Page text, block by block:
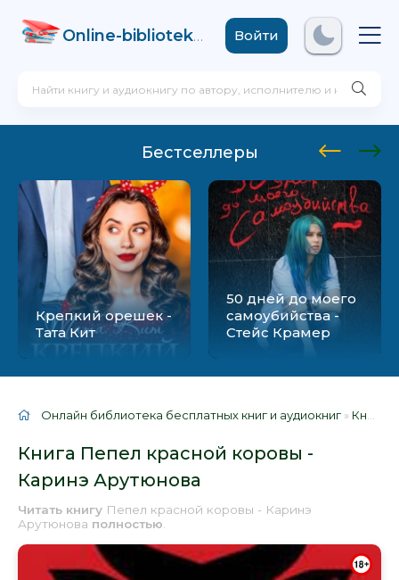
Online-biblioteka .comВойти
Бестселлеры
Крепкий орешек -
Тата Кит
50 дней до моего
самоубийства -
Стейс Крамер
Онлайн библиотека бесплатных книг и аудиокниг » Книги
Книга Пепел красной коровы -
Каринэ Арутюнова
Читать книгу Пепел красной коровы - Каринэ
Арутюнова полностью